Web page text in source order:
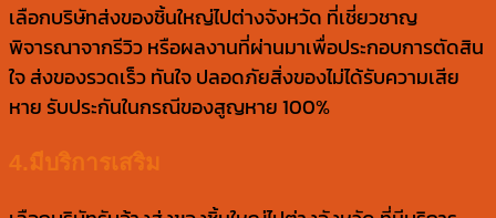
เลือกบริษัทส่งของชิ้นใหญ่ไปต่างจังหวัด ที่เชี่ยวชาญ
พิจารณาจากรีวิว หรือผลงานที่ผ่านมาเพื่อประกอบการตัดสิน
ใจ ส่งของรวดเร็ว ทันใจ ปลอดภัยสิ่งของไม่ได้รับความเสีย
หาย รับประกันในกรณีของสูญหาย 100%
4.มีบริการเสริม